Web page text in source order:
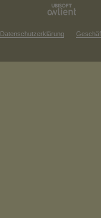
Datenschutzerklärung